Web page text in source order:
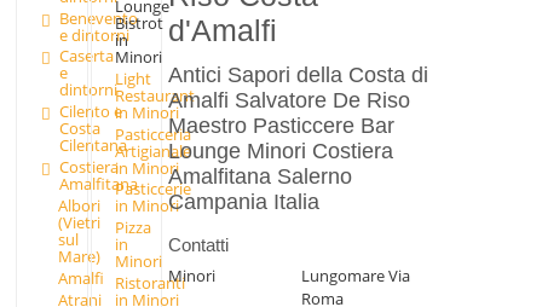
Benevento
e dintorni
Caserta
e
dintorni
Cilento e
Costa
Cilentana
Costiera
Amalfitana
Albori
(Vietri
sul
Mare)
Amalfi
Atrani
Lounge
Bistrot
in
Minori
Light
Restaurant
in Minori
Pasticceria
Artigianale
in Minori
Pasticcerie
in Minori
Pizza
in
Minori
Ristoranti
in Minori
d'Amalfi
Antici Sapori della Costa di
Amalfi Salvatore De Riso
Maestro Pasticcere Bar
Lounge Minori Costiera
Amalfitana Salerno
Campania Italia
Contatti
Minori
Lungomare Via
Roma